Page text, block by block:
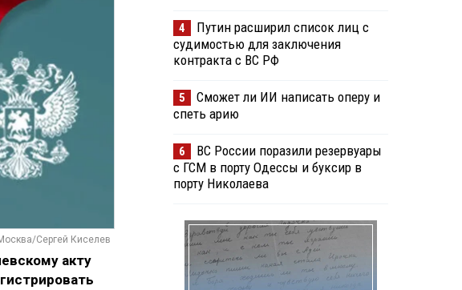
Сергей Киселев
акту
4
Путин расширил список лиц с
судимостью для заключения
контракта с ВС РФ
5
Сможет ли ИИ написать оперу и
спеть арию
6
ВС России поразили резервуары
с ГСМ в порту Одессы и буксир в
порту Николаева